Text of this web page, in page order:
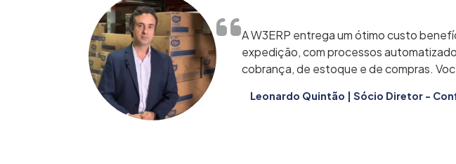
A W3ERP entrega um ótimo custo
expedição, com processos
cobrança, de estoque e de compras.
Leonardo Quintão | Sócio Diretor -